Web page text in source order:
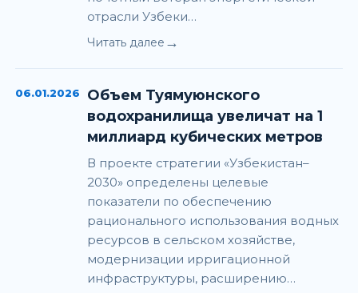
отрасли Узбеки…
Читать далее →
06.01.2026
Объем Туямуюнского
водохранилища увеличат на 1
миллиард кубических метров
В проекте стратегии «Узбекистан–
2030» определены целевые
показатели по обеспечению
рационального использования водных
ресурсов в сельском хозяйстве,
модернизации ирригационной
инфраструктуры, расширению…